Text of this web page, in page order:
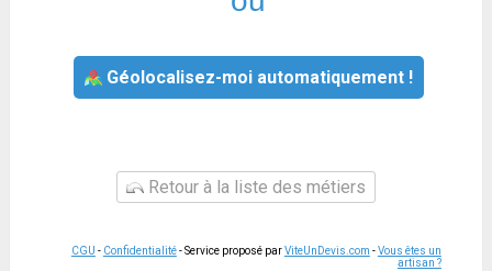
Géolocalisez-moi automatiquement !
Retour à la liste des métiers
CGU - Confidentialité- Service proposé parViteUnDevis.com -Vous êtes un
artisan ?